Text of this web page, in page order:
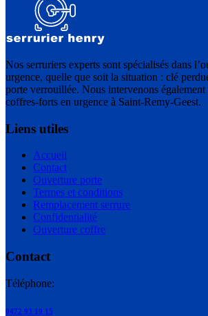
Nos serruriers experts sont spécialisés dans
urgence, quelle que soit la situation : clé
porte verrouillée. Nous intervenons
coffres-forts en urgence à Saint-Remy-Geest.
Liens utiles
Accueil
Contact
Ouverture porte
Termes et conditions
Remplacement serrure
Confidentialité
Ouverture coffre
Contact
Téléphone:
0472 93 19 15